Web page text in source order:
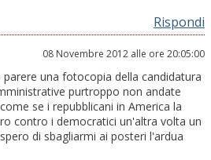
Rispondi
08 Novembre 2012 alle ore 20:05:00
una fotocopia della candidatura
purtroppo non andate
se i repubblicani in America la
contro i democratici un'altra volta un
di sbagliarmi ai posteri l'ardua